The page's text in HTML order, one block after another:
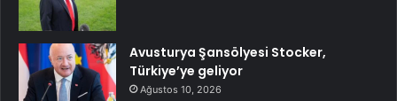
Avusturya Şansölyesi Stocker,
Türkiye’ye geliyor
Ağustos 10, 2026